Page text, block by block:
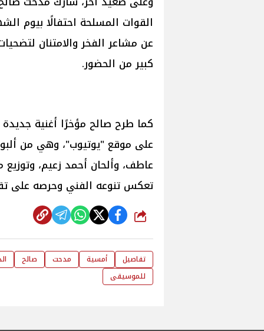
القوات المسلحة احتفالًا بيوم
عن مشاعر الفخر والامتنان
كبير من الحضور.
كما طرح صالح مؤخرًا أغنية جديدة
على موقع "يوتيوب"، وهي من
عاطف، وألحان أحمد زعيم،
تعكس تنوعه الفني وحرصه على
شارك
تفاصيل أمسية مدحت صالح
للموسيقى